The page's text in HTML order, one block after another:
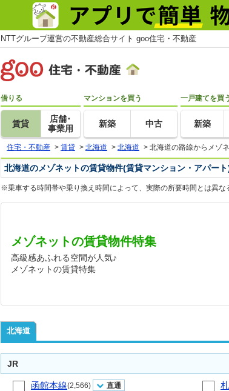
NTTグループ運営の不動産総合サイト goo住宅・不動産
借りる
賃貸
店舗･
事業用
マンションを買う
新築 中古
一戸建てを買
新築
住宅・不動産 > 賃貸 > 北海道 > 北海道 > 北海道の路線からメゾ
北海道のメゾネットの賃貸物件(賃貸マンション・アパー
※乗車する時間帯や乗り換え時間によって、実際の所要時間とは異な
メゾネットの賃貸物件特集
高級感あふれる空間が人気♪
メゾネットの賃貸特集
北海道
JR
函館本線(2,566) 直通